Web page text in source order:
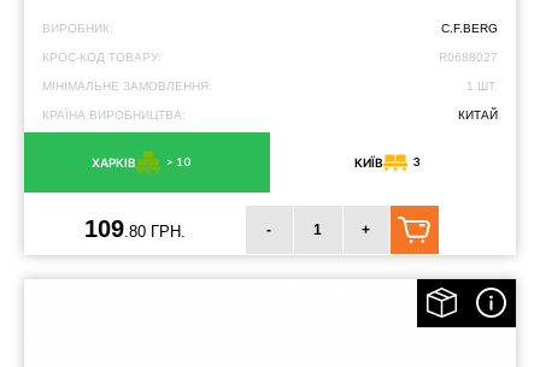
ВИРОБНИК: C.F.BERG
КРОС-КОД ТОВАРУ: R0688027
МІНІМАЛЬНЕ ЗАМОВЛЕННЯ: 1 ШТ.
КРАЇНА ВИРОБНИЦТВА: КИТАЙ
ХАРКІВ > 10 КИЇВ 3
109.80 ГРН. - +